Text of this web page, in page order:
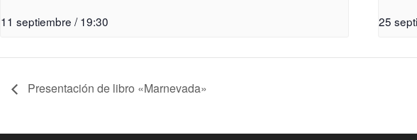
11 septiembre / 19:30 25
Presentación de libro «Marnevada»